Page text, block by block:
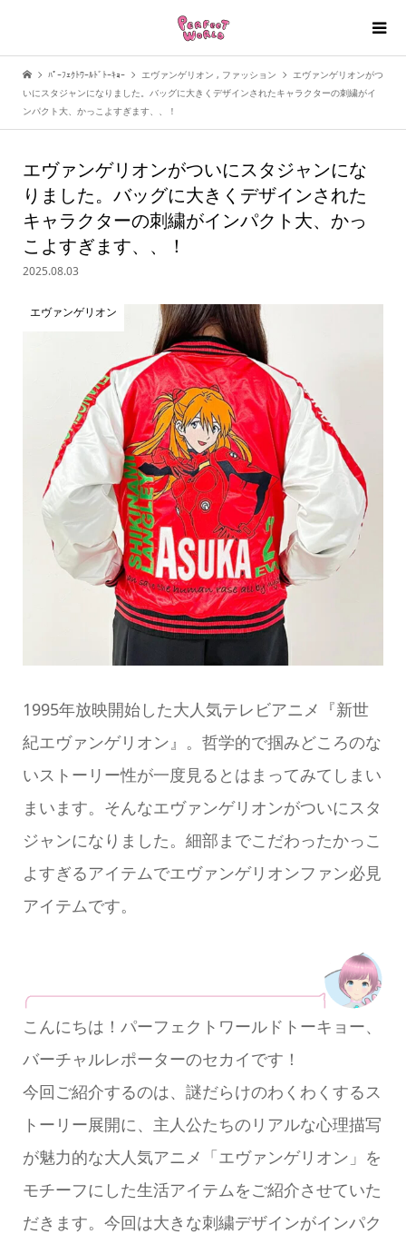
ﾊﾟｰﾌｪｸﾄﾜｰﾙﾄﾞﾄｰｷｮｰ エヴァンゲリオン , ファッション
エヴァンゲリオンがつ
いにスタジャンになりました。バッグに大きくデザインされたキャラクターの刺繍がイ
ンパクト大、かっこよすぎます、、！
エヴァンゲリオンがついにスタジャンにな
りました。バッグに大きくデザインされた
キャラクターの刺繍がインパクト大、かっ
こよすぎます、、！
2025.08.03
エヴァンゲリオン
1995年放映開始した大人気テレビアニメ『新世
紀エヴァンゲリオン』。哲学的で掴みどころのな
いストーリー性が一度見るとはまってみてしまい
まいます。そんなエヴァンゲリオンがついにスタ
ジャンになりました。細部までこだわったかっこ
よすぎるアイテムでエヴァンゲリオンファン必見
アイテムです。
こんにちは！パーフェクトワールドトーキョー、
バーチャルレポーターのセカイです！
今回ご紹介するのは、謎だらけのわくわくするス
トーリー展開に、主人公たちのリアルな心理描写
が魅力的な大人気アニメ「エヴァンゲリオン」を
モチーフにした生活アイテムをご紹介させていた
だきます。今回は大きな刺繍デザインがインパク